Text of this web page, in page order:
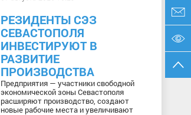
РЕЗИДЕНТЫ СЭЗ
СЕВАСТОПОЛЯ
ИНВЕСТИРУЮТ В
РАЗВИТИЕ
ПРОИЗВОДСТВА
Предприятия — участники свободной
экономической зоны Севастополя
расширяют производство, создают
новые рабочие места и увеличивают